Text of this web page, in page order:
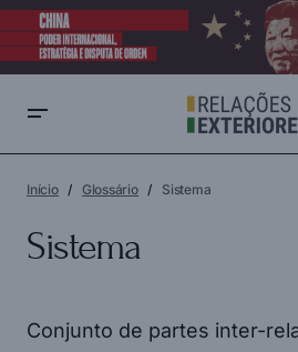
Início Glossário Sistema
Sistema
Conjunto de partes inter-